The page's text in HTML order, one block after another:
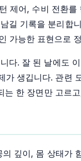
제어, 수비 전환
길 기록을 분리합
가능한 표현으로
다. 잘 된 날에도
가 생깁니다. 관련
한 장면만 고르
깊이, 몸 상태가